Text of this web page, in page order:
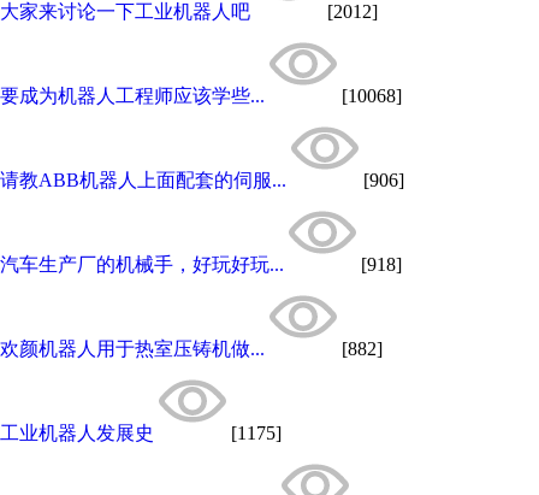
大家来讨论一下工业机器人吧 [2012]
要成为机器人工程师应该学些... [10068]
请教ABB机器人上面配套的伺服... [906]
汽车生产厂的机械手，好玩好玩... [918]
欢颜机器人用于热室压铸机做... [882]
工业机器人发展史 [1175]